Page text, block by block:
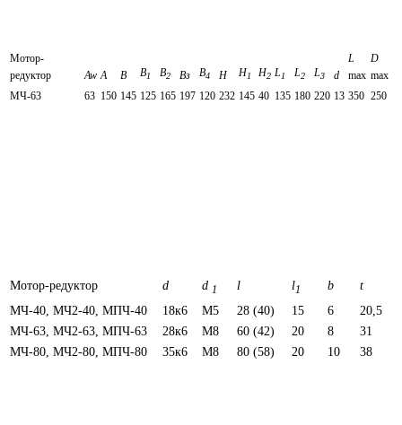
Мотор-
редуктор
Aw А В B1 В2 Вз B4 H H1 Н2 L1 L2 L3 d
L
max
D
max
МЧ-63
63 150 145 125 165 197 120 232 145 40 135 180 220 13 350 250
Мотор-редуктор d d 1 l l1 b
t
МЧ-40, МЧ2-40, МПЧ-40
18к6 М5 28 (40) 15 6
20,5
МЧ-63, МЧ2-63, МПЧ-63
28к6 М8 60 (42) 20 8
31
МЧ-80, МЧ2-80, МПЧ-80
35к6 М8 80 (58) 20 10 38